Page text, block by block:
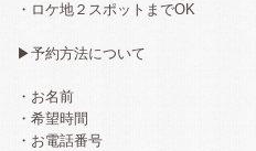
・ロケ地２スポットまでOK
▶︎予約方法について
・お名前
・希望時間
・お電話番号